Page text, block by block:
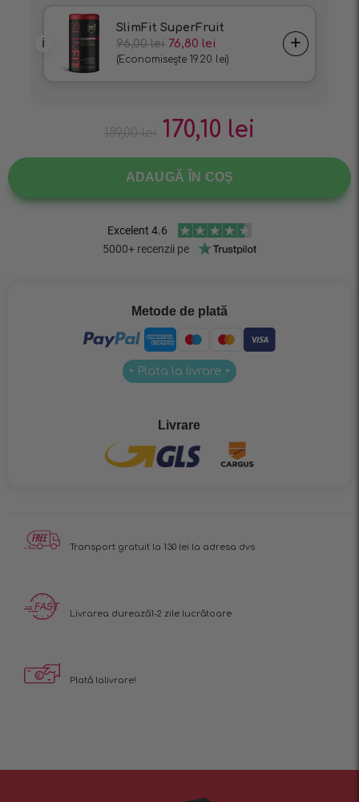
189,00lei 170,10 lei
ADAUGĂ ÎN COȘ
Metode de plată
• Plata la livrare •
Livrare
Transport gratuit la 130 lei la adresa dvs
Livrarea durează1-2 zile lucrătoare
Plată lalivrare!